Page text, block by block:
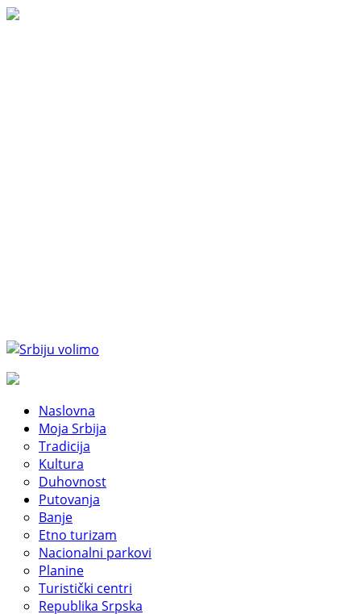
Naslovna
Moja Srbija
Tradicija
Kultura
Duhovnost
Putovanja
Banje
Etno turizam
Nacionalni parkovi
Planine
Turistički centri
Republika Srpska